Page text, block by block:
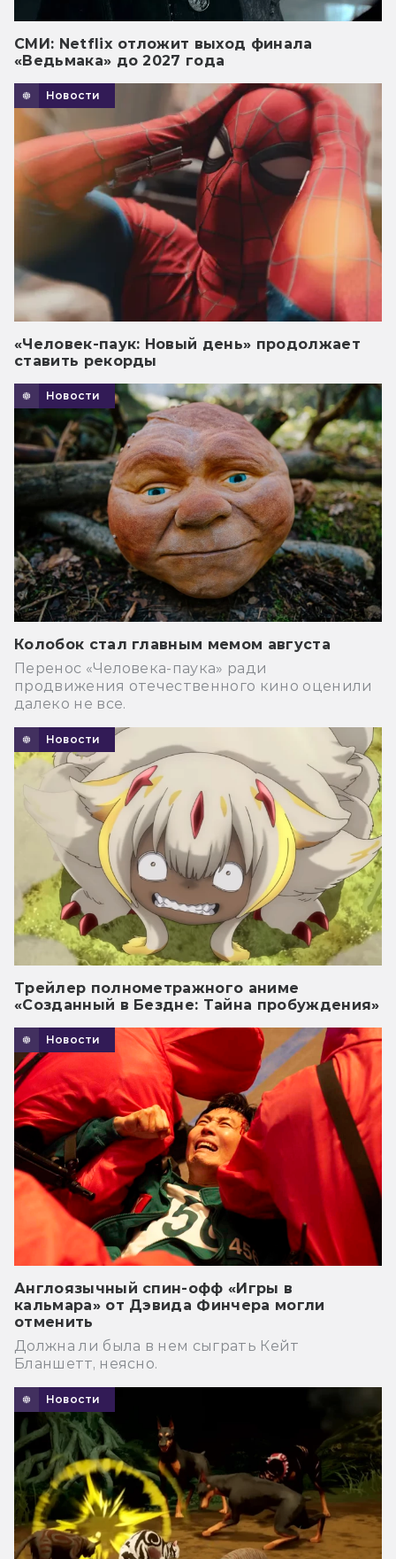
СМИ: Netflix отложит выход финала
«Ведьмака» до 2027 года
Новости
«Человек-паук: Новый день» продолжает
ставить рекорды
Новости
Колобок стал главным мемом августа
Перенос «Человека-паука» ради
продвижения отечественного кино оценили
далеко не все.
Новости
Трейлер полнометражного аниме
«Созданный в Бездне: Тайна пробуждения»
Новости
Англоязычный спин-офф «Игры в
кальмара» от Дэвида Финчера могли
отменить
Должна ли была в нем сыграть Кейт
Бланшетт, неясно.
Новости